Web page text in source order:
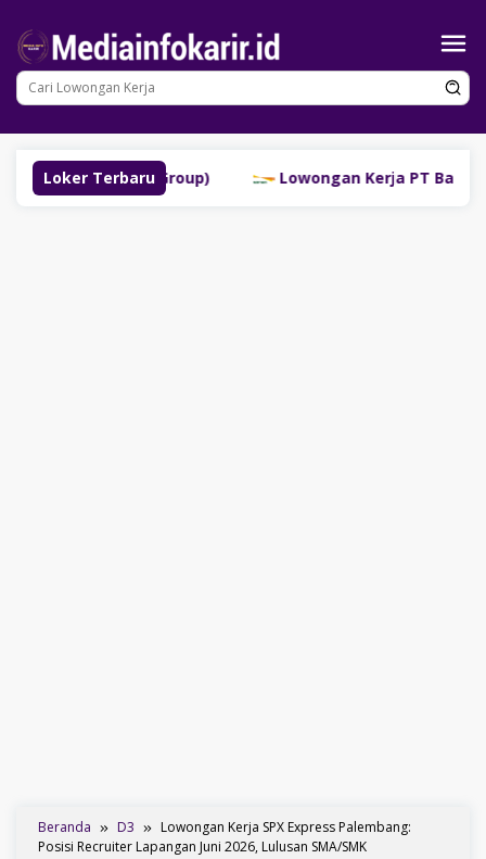
konten
Loker Terbaru
(SM Group) Lowongan Kerja PT Bank
Beranda D3
Lowongan Kerja SPX Express Palembang:
Posisi Recruiter Lapangan Juni 2026, Lulusan SMA/SMK